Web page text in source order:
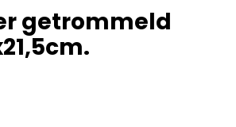
getrommeld